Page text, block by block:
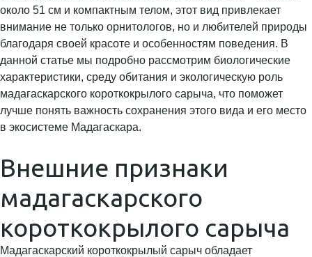
около 51 см и компактным телом, этот вид привлекает
внимание не только орнитологов, но и любителей природы
благодаря своей красоте и особенностям поведения. В
данной статье мы подробно рассмотрим биологические
характеристики, среду обитания и экологическую роль
мадагаскарского короткокрылого сарыча, что поможет
лучше понять важность сохранения этого вида и его место
в экосистеме Мадагаскара.
Внешние признаки
мадагаскарского
короткокрылого сарыча
Мадагаскарский короткокрылый сарыч обладает